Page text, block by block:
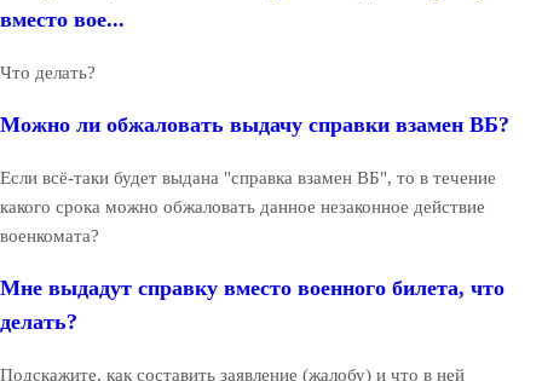
вместо вое...
Что делать?
Можно ли обжаловать выдачу справки взамен ВБ?
Если всё-таки будет выдана "справка взамен ВБ", то в течение
какого срока можно обжаловать данное незаконное действие
военкомата?
Мне выдадут справку вместо военного билета, что
делать?
Подскажите, как составить заявление (жалобу) и что в ней